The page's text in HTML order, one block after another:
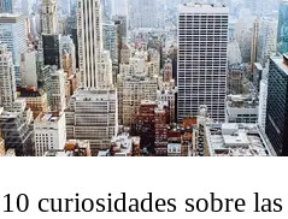
10 curiosidades sobre las